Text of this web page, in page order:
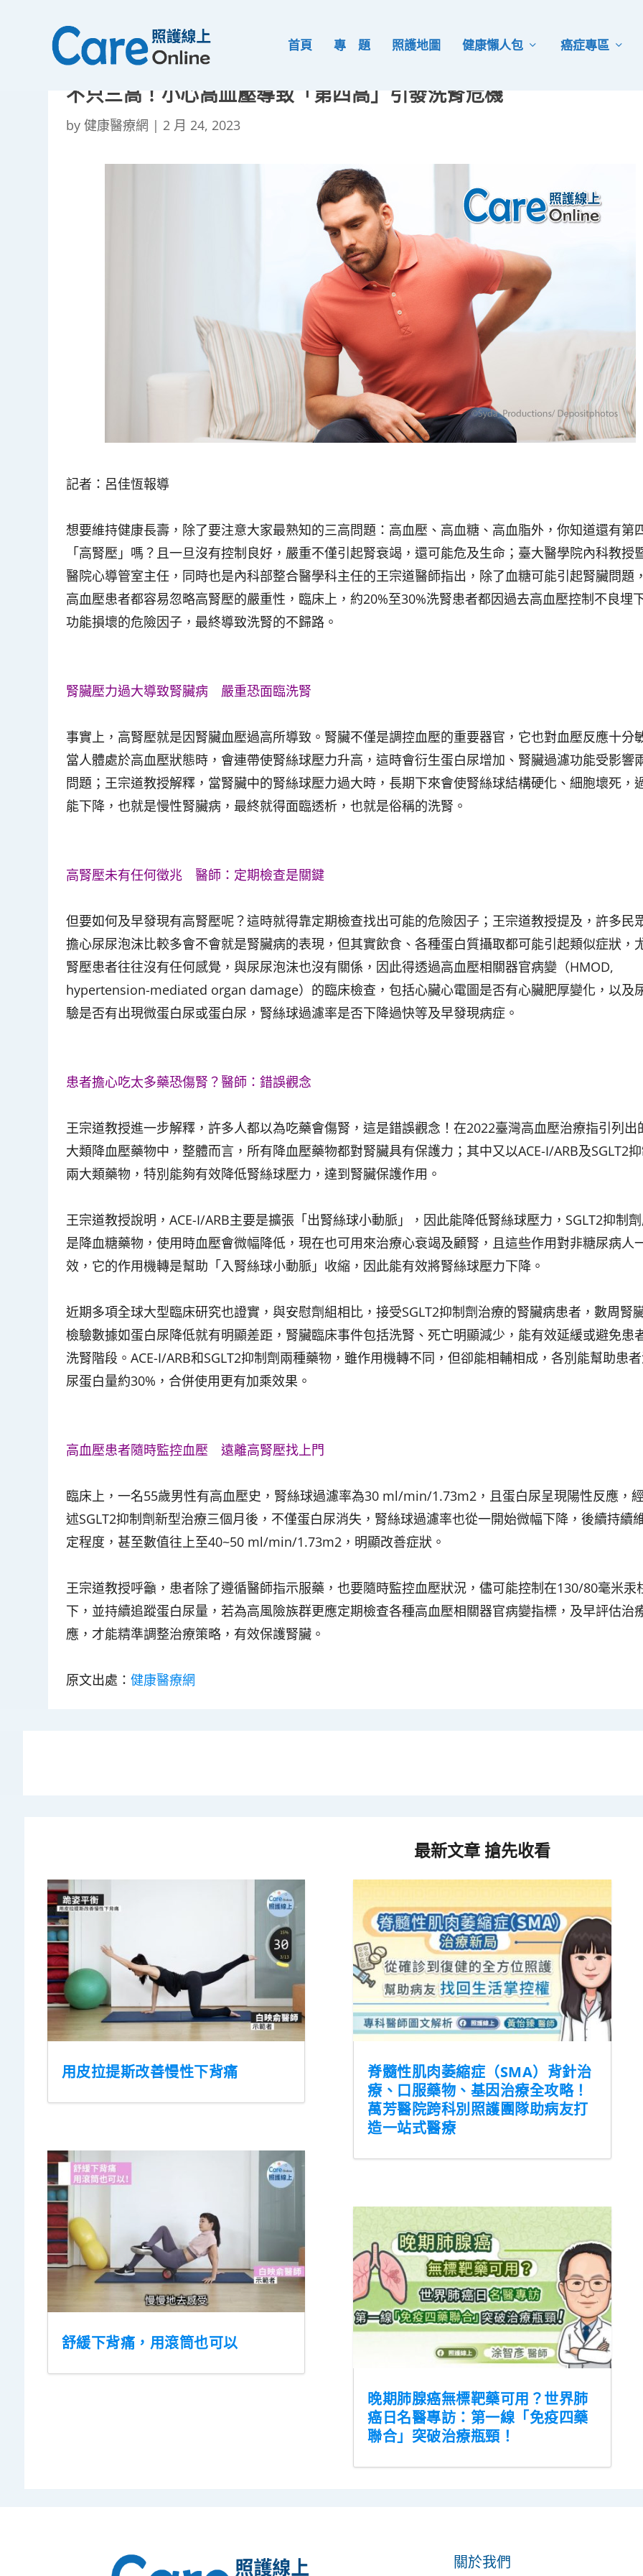
首頁 專 題 照護地圖 健康懶人包 癌症專區
不只三高！小心高血壓導致「第四高」引發洗腎危機
by健康醫療網 | 2 月 24, 2023
記者：呂佳恆報導
想要維持健康長壽，除了要注意大家最熟知的三高問題：高血壓、高血糖、高血脂外，你知道還有第
「高腎壓」嗎？且一旦沒有控制良好，嚴重不僅引起腎衰竭，還可能危及生命；臺大醫學院內科教授
醫院心導管室主任，同時也是內科部整合醫學科主任的王宗道醫師指出，除了血糖可能引起腎臟問題
高血壓患者都容易忽略高腎壓的嚴重性，臨床上，約20%至30%洗腎患者都因過去高血壓控制不良埋
功能損壞的危險因子，最終導致洗腎的不歸路。
腎臟壓力過大導致腎臟病 嚴重恐面臨洗腎
事實上，高腎壓就是因腎臟血壓過高所導致。腎臟不僅是調控血壓的重要器官，它也對血壓反應十分
當人體處於高血壓狀態時，會連帶使腎絲球壓力升高，這時會衍生蛋白尿增加、腎臟過濾功能受影響
問題；王宗道教授解釋，當腎臟中的腎絲球壓力過大時，長期下來會使腎絲球結構硬化、細胞壞死，
能下降，也就是慢性腎臟病，最終就得面臨透析，也就是俗稱的洗腎。
高腎壓未有任何徵兆 醫師：定期檢查是關鍵
但要如何及早發現有高腎壓呢？這時就得靠定期檢查找出可能的危險因子；王宗道教授提及，許多民
擔心尿尿泡沫比較多會不會就是腎臟病的表現，但其實飲食、各種蛋白質攝取都可能引起類似症狀，
腎壓患者往往沒有任何感覺，與尿尿泡沫也沒有關係，因此得透過高血壓相關器官病變（HMOD,
hypertension-mediated organ damage）的臨床檢查，包括心臟心電圖是否有心臟肥厚變化，以及
驗是否有出現微蛋白尿或蛋白尿，腎絲球過濾率是否下降過快等及早發現病症。
患者擔心吃太多藥恐傷腎？醫師：錯誤觀念
王宗道教授進一步解釋，許多人都以為吃藥會傷腎，這是錯誤觀念！在2022臺灣高血壓治療指引列出
大類降血壓藥物中，整體而言，所有降血壓藥物都對腎臟具有保護力；其中又以ACE-I/ARB及SGLT2
兩大類藥物，特別能夠有效降低腎絲球壓力，達到腎臟保護作用。
王宗道教授說明，ACE-I/ARB主要是擴張「出腎絲球小動脈」，因此能降低腎絲球壓力，SGLT2抑制
是降血糖藥物，使用時血壓會微幅降低，現在也可用來治療心衰竭及顧腎，且這些作用對非糖尿病人
效，它的作用機轉是幫助「入腎絲球小動脈」收縮，因此能有效將腎絲球壓力下降。
近期多項全球大型臨床研究也證實，與安慰劑組相比，接受SGLT2抑制劑治療的腎臟病患者，數周腎
檢驗數據如蛋白尿降低就有明顯差距，腎臟臨床事件包括洗腎、死亡明顯減少，能有效延緩或避免患
洗腎階段。ACE-I/ARB和SGLT2抑制劑兩種藥物，雖作用機轉不同，但卻能相輔相成，各別能幫助患
尿蛋白量約30%，合併使用更有加乘效果。
高血壓患者隨時監控血壓 遠離高腎壓找上門
臨床上，一名55歲男性有高血壓史，腎絲球過濾率為30 ml/min/1.73m2，且蛋白尿呈現陽性反應，
述SGLT2抑制劑新型治療三個月後，不僅蛋白尿消失，腎絲球過濾率也從一開始微幅下降，後續持續
定程度，甚至數值往上至40~50 ml/min/1.73m2，明顯改善症狀。
王宗道教授呼籲，患者除了遵循醫師指示服藥，也要隨時監控血壓狀況，儘可能控制在130/80毫米汞
下，並持續追蹤蛋白尿量，若為高風險族群更應定期檢查各種高血壓相關器官病變指標，及早評估治
應，才能精準調整治療策略，有效保護腎臟。
原文出處：健康醫療網
最新文章 搶先收看
用皮拉提斯改善慢性下背痛
舒緩下背痛，用滾筒也可以
脊髓性肌肉萎縮症（SMA）背針治
療、口服藥物、基因治療全攻略！
萬芳醫院跨科別照護團隊助病友打
造一站式醫療
晚期肺腺癌無標靶藥可用？世界肺
癌日名醫專訪：第一線「免疫四藥
聯合」突破治療瓶頸！
關於我們